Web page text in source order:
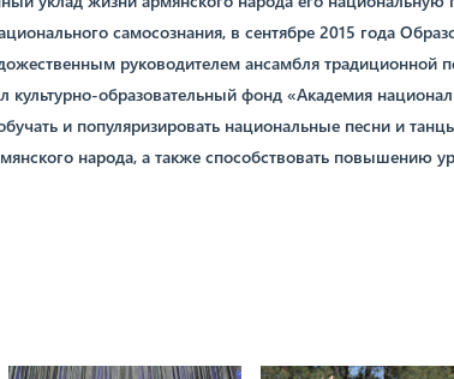
самосознания, в сентябре 2015 года
руководителем ансамбля традиционной
культурно-образовательный фонд «Академия
и популяризировать национальные песни и
народа, а также способствовать повышению